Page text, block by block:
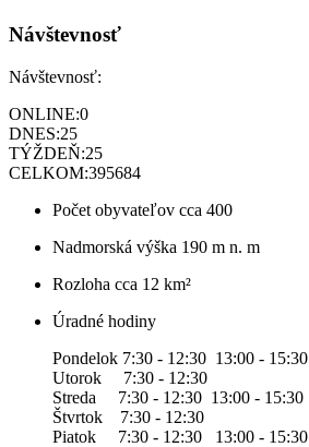
Návštevnosť
Návštevnosť:
ONLINE:0
DNES:25
TÝŽDEŇ:25
CELKOM:395684
Počet obyvateľov cca 400
Nadmorská výška 190 m n. m
Rozloha cca 12 km²
Úradné hodiny
Pondelok 7:30 - 12:30 13:00 - 15:30
Utorok 7:30 - 12:30
Streda 7:30 - 12:30 13:00 - 15:30
Štvrtok 7:30 - 12:30
Piatok 7:30 - 12:30 13:00 - 15:30